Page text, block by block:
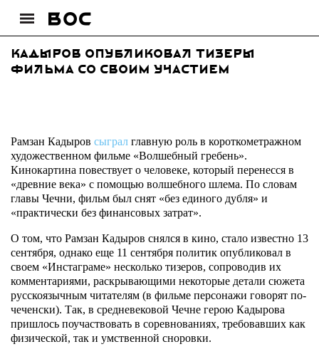
Кадыров опубликовал тизеры
фильма со своим участием
Рамзан Кадыров сыграл главную роль в короткометражном
художественном фильме «Волшебный гребень».
Кинокартина повествует о человеке, который перенесся в
«древние века» с помощью волшебного шлема. По словам
главы Чечни, фильм был снят «без единого дубля» и
«практически без финансовых затрат».
О том, что Рамзан Кадыров снялся в кино, стало известно 13
сентября, однако еще 11 сентября политик опубликовал в
своем «Инстаграме» несколько тизеров, сопроводив их
комментариями, раскрывающими некоторые детали сюжета
русскоязычным читателям (в фильме персонажи говорят по-
чеченски). Так, в средневековой Чечне герою Кадырова
пришлось поучаствовать в соревнованиях, требовавших как
физической, так и умственной сноровки.